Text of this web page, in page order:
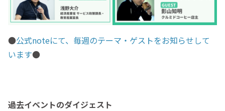
●公式noteにて、毎週のテーマ・ゲストをお知らせして
います●
過去イベントのダイジェスト